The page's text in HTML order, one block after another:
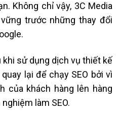
Không chỉ vậy, 3C Media
trước những thay đổi
khi sử dụng dịch vụ thiết kế
lại để chạy SEO bởi vì
của khách hàng lên hàng
làm SEO.